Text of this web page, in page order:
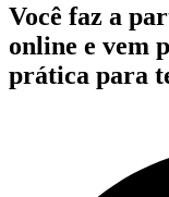
Você faz a
online e vem
prática para